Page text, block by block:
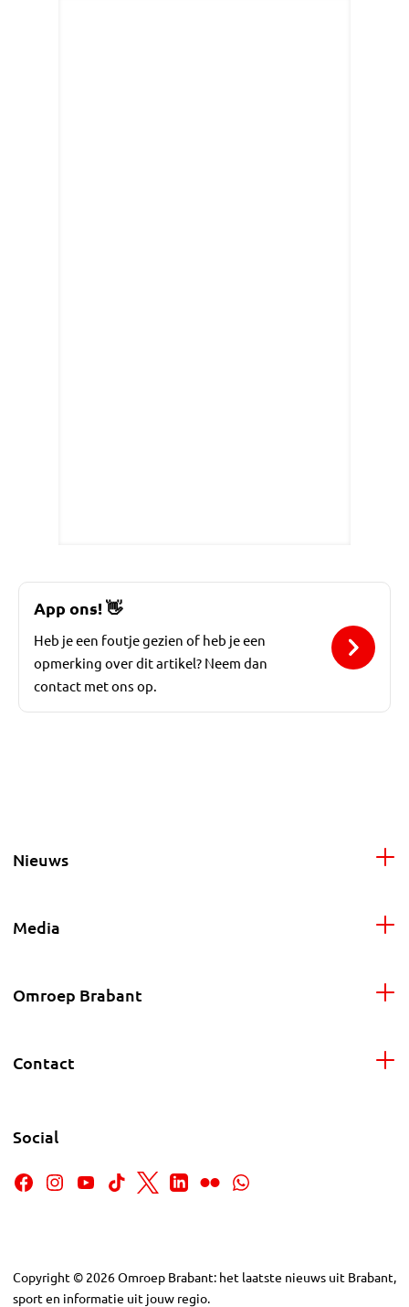
App ons!👋
Heb je een foutje gezien of heb je een
opmerking over dit artikel? Neem dan
contact met ons op.
Nieuws
Media
Omroep Brabant
Contact
Social
Copyright © 2026Omroep Brabant: het laatste nieuws uit Brabant,
sport en informatie uit jouw regio.